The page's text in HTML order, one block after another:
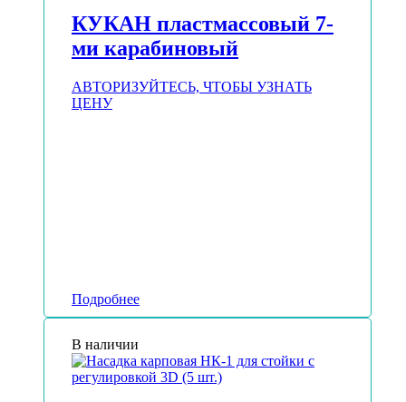
КУКАН пластмассовый 7-
ми карабиновый
АВТОРИЗУЙТЕСЬ, ЧТОБЫ УЗНАТЬ
ЦЕНУ
Подробнее
В наличии